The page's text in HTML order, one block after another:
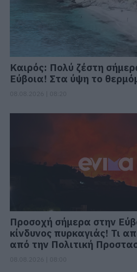
Καιρός: Πολύ ζέστη
Εύβοια! Στα ύψη το
Προσοχή σήμερα στην
κίνδυνος πυρκαγιάς! Τι
από την Πολιτική